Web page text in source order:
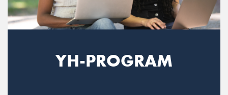
YH-PROGRAM